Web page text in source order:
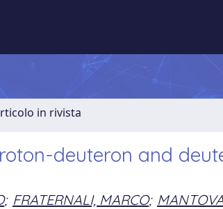
in rivista
deuteron and
; FRATERNALI, MARCO;